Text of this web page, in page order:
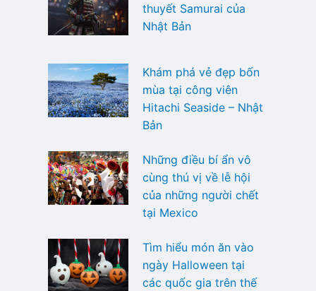
thuyết Samurai của
Nhật Bản
Khám phá vẻ đẹp bốn
mùa tại công viên
Hitachi Seaside – Nhật
Bản
Những điều bí ẩn vô
cùng thú vị về lễ hội
của những người chết
tại Mexico
Tìm hiểu món ăn vào
ngày Halloween tại
các quốc gia trên thế